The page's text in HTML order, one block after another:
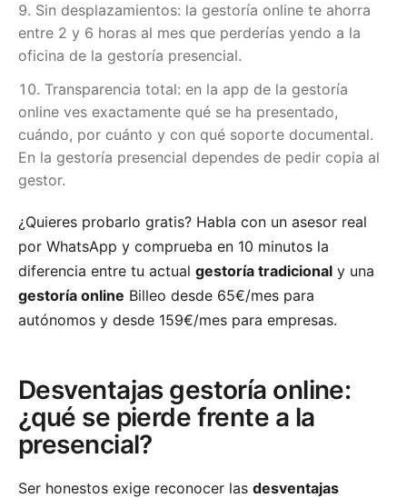
Sin desplazamientos: la gestoría online te ahorra
entre 2 y 6 horas al mes que perderías yendo a la
oficina de la gestoría presencial.
Transparencia total: en la app de la gestoría
online ves exactamente qué se ha presentado,
cuándo, por cuánto y con qué soporte documental.
En la gestoría presencial dependes de pedir copia al
gestor.
¿Quieres probarlo gratis? Habla con un asesor real
por WhatsApp y comprueba en 10 minutos la
diferencia entre tu actual gestoría tradicional y una
gestoría online Billeo desde 65€/mes para
autónomos y desde 159€/mes para empresas.
Desventajas gestoría online:
¿qué se pierde frente a la
presencial?
Ser honestos exige reconocer las desventajas